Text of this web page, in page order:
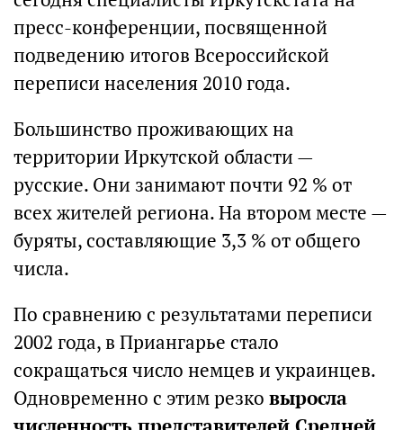
пресс-конференции, посвященной
подведению итогов Всероссийской
переписи населения 2010 года.
Большинство проживающих на
территории Иркутской области —
русские. Они занимают почти 92 % от
всех жителей региона. На втором месте —
буряты, составляющие 3,3 % от общего
числа.
По сравнению с результатами переписи
2002 года, в Приангарье стало
сокращаться число немцев и украинцев.
Одновременно с этим резко выросла